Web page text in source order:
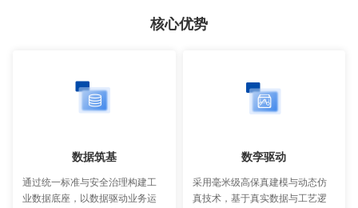
核心优势
数据筑基​​
通过统一标准与安全治理构建工
业数据底座，以数据驱动业务运
数孪驱动
采用毫米级高保真建模与动态仿
真技术，基于真实数据与工艺逻